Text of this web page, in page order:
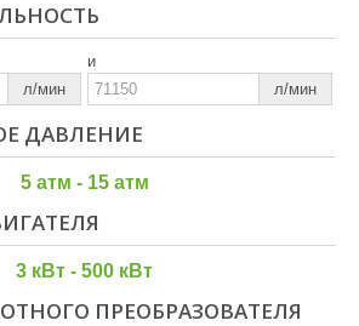
л/мин
и
л/мин
ДАВЛЕНИЕ
5 атм - 15 атм
3 кВт - 500 кВт
ПРЕОБРАЗОВАТЕЛЯ